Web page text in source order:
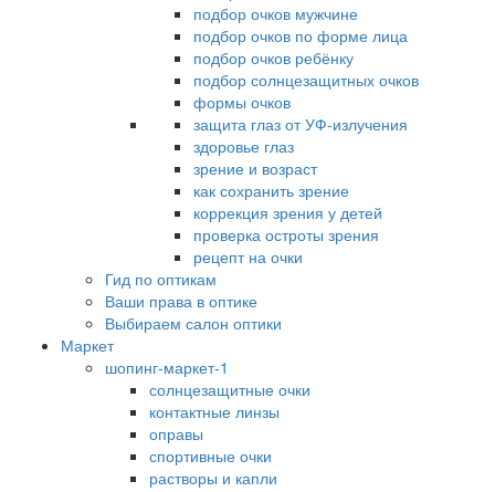
подбор очков мужчине
подбор очков по форме лица
подбор очков ребёнку
подбор солнцезащитных очков
формы очков
защита глаз от УФ-излучения
здоровье глаз
зрение и возраст
как сохранить зрение
коррекция зрения у детей
проверка остроты зрения
рецепт на очки
Гид по оптикам
Ваши права в оптике
Выбираем салон оптики
Маркет
шопинг-маркет-1
солнцезащитные очки
контактные линзы
оправы
спортивные очки
растворы и капли